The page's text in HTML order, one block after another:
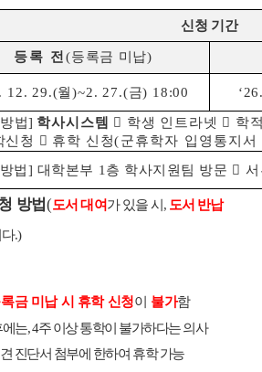
신청 기간
등록 전(등록금 미납)
12. 29.(월)~2. 27.(금) 18:00
법] 학사시스템  학생 인트라넷  학
신청
 휴학 신청(군휴학자 입영통지
법] 대학본부 1 층 학사지원팀 방문 
방법(도서 대여가 있을 시 , 도서 반납
.)
금 미납 시 휴학 신청이 불가함
에는, 4주 이상 통학이 불가하다는 의사
진단서 첨부에 한하여 휴학 가능